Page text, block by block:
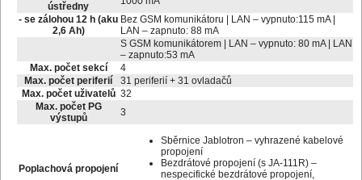
ústředny
- se zálohou 12 h (aku
2,6 Ah)
Bez GSM komunikátoru | LAN – vypnuto:115 mA |
LAN – zapnuto: 88 mA
S GSM komunikátorem | LAN – vypnuto: 80 mA | LAN
– zapnuto:53 mA
Max. počet sekcí
4
Max. počet periferií
31 periferií + 31 ovladačů
Max. počet uživatelů 32
Max. počet PG
výstupů
3
Poplachová propojení
Sběrnice Jablotron – vyhrazené kabelové
propojení
Bezdrátové propojení (s JA-111R) –
nespecifické bezdrátové propojení,